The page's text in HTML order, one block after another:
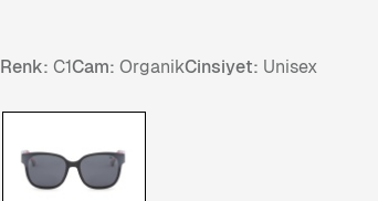
Renk: C1Cam: OrganikCinsiyet: Unisex